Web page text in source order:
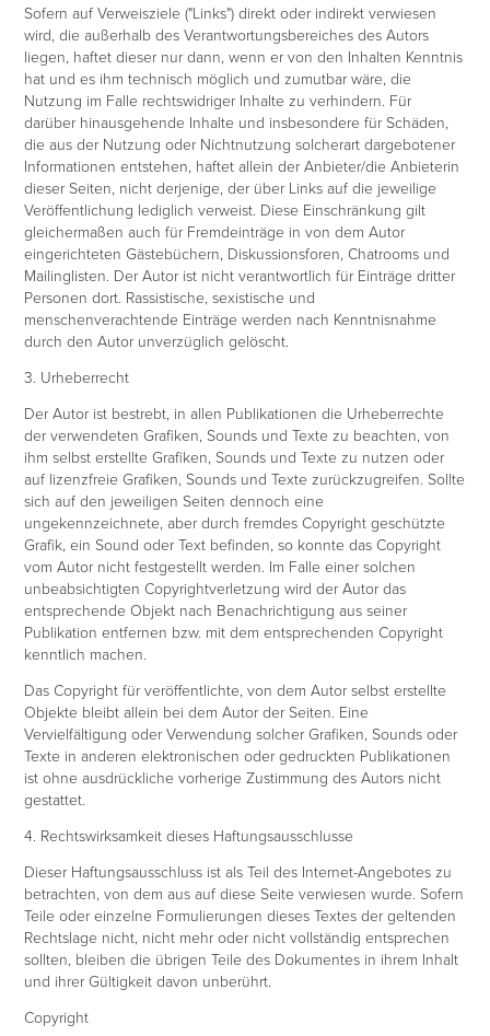
Sofern auf Verweisziele ("Links") direkt oder indirekt verwiesen
wird, die außerhalb des Verantwortungsbereiches des Autors
liegen, haftet dieser nur dann, wenn er von den Inhalten Kenntnis
hat und es ihm technisch möglich und zumutbar wäre, die
Nutzung im Falle rechtswidriger Inhalte zu verhindern. Für
darüber hinausgehende Inhalte und insbesondere für Schäden,
die aus der Nutzung oder Nichtnutzung solcherart dargebotener
Informationen entstehen, haftet allein der Anbieter/die Anbieterin
dieser Seiten, nicht derjenige, der über Links auf die jeweilige
Veröffentlichung lediglich verweist. Diese Einschränkung gilt
gleichermaßen auch für Fremdeinträge in von dem Autor
eingerichteten Gästebüchern, Diskussionsforen, Chatrooms und
Mailinglisten. Der Autor ist nicht verantwortlich für Einträge dritter
Personen dort. Rassistische, sexistische und
menschenverachtende Einträge werden nach Kenntnisnahme
durch den Autor unverzüglich gelöscht.
3. Urheberrecht
Der Autor ist bestrebt, in allen Publikationen die Urheberrechte
der verwendeten Grafiken, Sounds und Texte zu beachten, von
ihm selbst erstellte Grafiken, Sounds und Texte zu nutzen oder
auf lizenzfreie Grafiken, Sounds und Texte zurückzugreifen. Sollte
sich auf den jeweiligen Seiten dennoch eine
ungekennzeichnete, aber durch fremdes Copyright geschützte
Grafik, ein Sound oder Text befinden, so konnte das Copyright
vom Autor nicht festgestellt werden. Im Falle einer solchen
unbeabsichtigten Copyrightverletzung wird der Autor das
entsprechende Objekt nach Benachrichtigung aus seiner
Publikation entfernen bzw. mit dem entsprechenden Copyright
kenntlich machen.
Das Copyright für veröffentlichte, von dem Autor selbst erstellte
Objekte bleibt allein bei dem Autor der Seiten. Eine
Vervielfältigung oder Verwendung solcher Grafiken, Sounds oder
Texte in anderen elektronischen oder gedruckten Publikationen
ist ohne ausdrückliche vorherige Zustimmung des Autors nicht
gestattet.
4. Rechtswirksamkeit dieses Haftungsausschlusse
Dieser Haftungsausschluss ist als Teil des Internet-Angebotes zu
betrachten, von dem aus auf diese Seite verwiesen wurde. Sofern
Teile oder einzelne Formulierungen dieses Textes der geltenden
Rechtslage nicht, nicht mehr oder nicht vollständig entsprechen
sollten, bleiben die übrigen Teile des Dokumentes in ihrem Inhalt
und ihrer Gültigkeit davon unberührt.
Copyright